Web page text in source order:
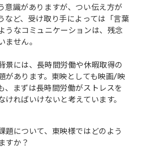
意識がありますが、つい伝え方が
など、受け取り手によっては「言葉
うなコミュニケーションは、残念
ません。
景には、長時間労働や休暇取得の
があります。東映としても映画/映
、まずは長時間労働がストレスを
ければいけないと考えています。
題について、東映様ではどのよう
すか？